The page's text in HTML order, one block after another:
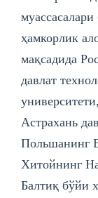
ҳамкорлик
мақсадида
давлат
Астрахань
Польшанинг
Хитойнинг
Балтиқ бўйи